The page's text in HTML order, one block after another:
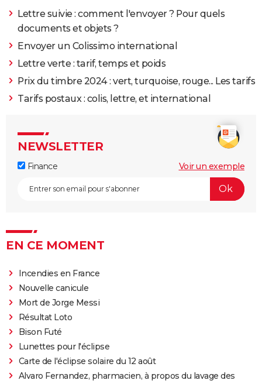
Lettre suivie : comment l'envoyer ? Pour quels
documents et objets ?
Envoyer un Colissimo international
Lettre verte : tarif, temps et poids
Prix du timbre 2024 : vert, turquoise, rouge... Les tarifs
Tarifs postaux : colis, lettre, et international
NEWSLETTER
Finance Voir un exemple
EN CE MOMENT
Incendies en France
Nouvelle canicule
Mort de Jorge Messi
Résultat Loto
Bison Futé
Lunettes pour l'éclipse
Carte de l'éclipse solaire du 12 août
Alvaro Fernandez, pharmacien, à propos du lavage des